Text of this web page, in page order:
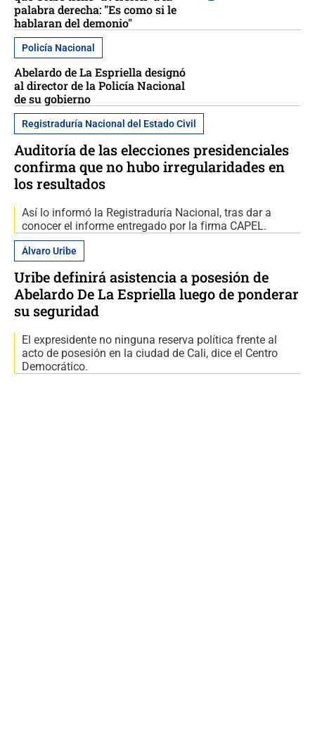
palabra derecha: "Es como si le
hablaran del demonio"
Policía Nacional
Abelardo de La Espriella designó
al director de la Policía Nacional
de su gobierno
Registraduría Nacional del Estado Civil
Auditoría de las elecciones presidenciales
confirma que no hubo irregularidades en
los resultados
Así lo informó la Registraduría Nacional, tras dar a
conocer el informe entregado por la firma CAPEL.
Álvaro Uribe
Uribe definirá asistencia a posesión de
Abelardo De La Espriella luego de ponderar
su seguridad
El expresidente no ninguna reserva política frente al
acto de posesión en la ciudad de Cali, dice el Centro
Democrático.